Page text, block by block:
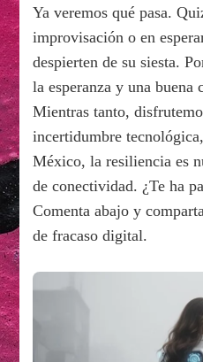
Ya veremos qué pasa.
improvisación o en
despierten de su siesta.
la esperanza y una
Mientras tanto,
incertidumbre
México, la resiliencia es
de conectividad. ¿Te ha
Comenta abajo y
de fracaso digital.